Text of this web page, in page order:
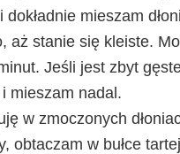
dokładnie mieszam
aż stanie się kleiste.
Jeśli jest zbyt
mieszam nadal.
w zmoczonych
obtaczam w bułce